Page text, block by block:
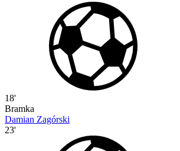
18'
Bramka
Damian Zagórski
23'